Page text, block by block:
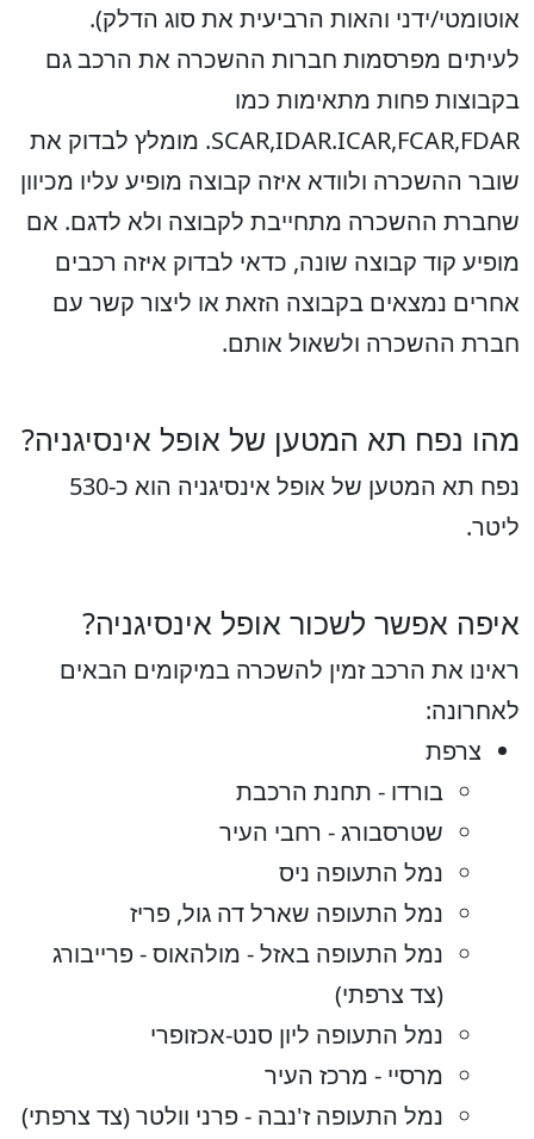
אוטומטי/ידני והאות הרביעית את סוג הדלק).
לעיתים מפרסמות חברות ההשכרה את הרכב גם
בקבוצות פחות מתאימות כמו
SCAR,IDAR.ICAR,FCAR,FDAR. מומלץ לבדוק את
שובר ההשכרה ולוודא איזה קבוצה מופיע עליו מכיוון
שחברת ההשכרה מתחייבת לקבוצה ולא לדגם. אם
מופיע קוד קבוצה שונה, כדאי לבדוק איזה רכבים
אחרים נמצאים בקבוצה הזאת או ליצור קשר עם
חברת ההשכרה ולשאול אותם.
מהו נפח תא המטען של אופל אינסיגניה?
נפח תא המטען של אופל אינסיגניה הוא כ-530
ליטר.
איפה אפשר לשכור אופל אינסיגניה?
ראינו את הרכב זמין להשכרה במיקומים הבאים
לאחרונה:
צרפת
בורדו - תחנת הרכבת
שטרסבורג - רחבי העיר
נמל התעופה ניס
נמל התעופה שארל דה גול, פריז
נמל התעופה באזל - מולהאוס - פרייבורג
(צד צרפתי)
נמל התעופה ליון סנט-אכזופרי
מרסיי - מרכז העיר
נמל התעופה ז'נבה - פרני וולטר (צד צרפתי)